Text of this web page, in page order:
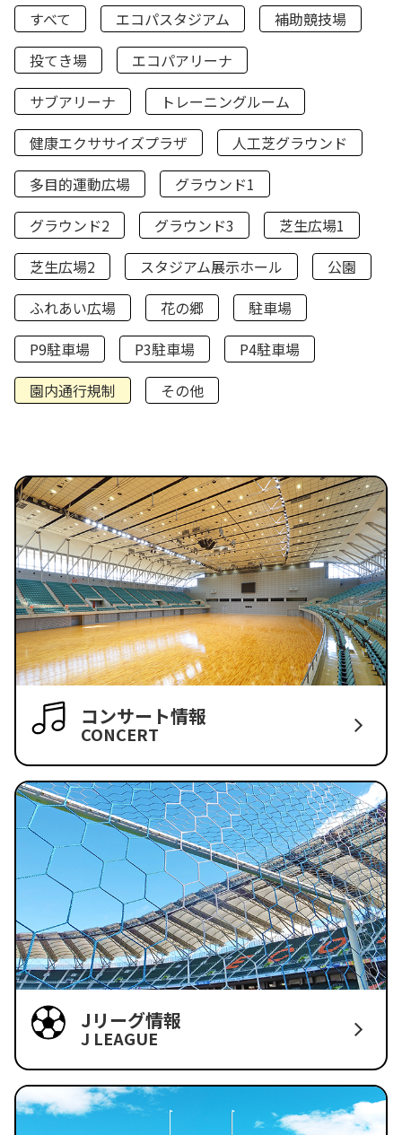
すべて エコパスタジアム
補助競技場
投てき場
エコパアリーナ
サブアリーナ
トレーニングルーム
健康エクササイズプラザ
人工芝グラウンド
多目的運動広場
グラウンド1
グラウンド2
グラウンド3
芝生広場1
芝生広場2
スタジアム展示ホール
公園
ふれあい広場
花の郷
駐車場
P9駐車場
P3駐車場
P4駐車場
園内通行規制
その他
コンサート情報
CONCERT
Jリーグ情報
J LEAGUE